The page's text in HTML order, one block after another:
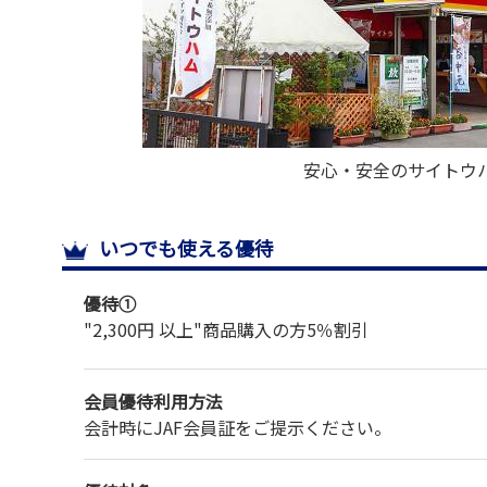
安心・安全のサイトウ
いつでも使える優待
優待①
"2,300円 以上"商品購入の方5％割引
会員優待利用方法
会計時にJAF会員証をご提示ください。